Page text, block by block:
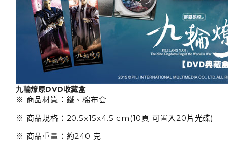
九輪燎原DVD收藏盒
※ 商品材質：鐵、棉布套
※ 商品規格：20.5x15x4.5 cm(10頁 可置入20片光碟)
※ 商品重量：約240 克